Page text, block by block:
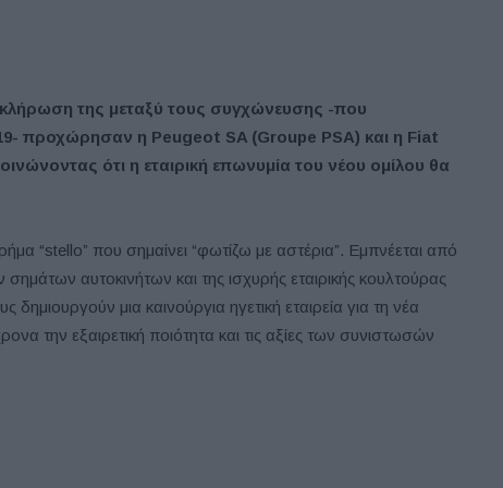
της μεταξύ τους συγχώνευσης -που
προχώρησαν η Peugeot SA (Groupe PSA) και η Fiat
ότι η εταιρική επωνυμία του νέου ομίλου θα
ρήμα “stello” που σημαίνει “φωτίζω με αστέρια”. Εμπνέεται από
αυτοκινήτων και της ισχυρής εταιρικής κουλτούρας
μια καινούργια ηγετική εταιρεία για τη νέα
την εξαιρετική ποιότητα και τις αξίες των συνιστωσών